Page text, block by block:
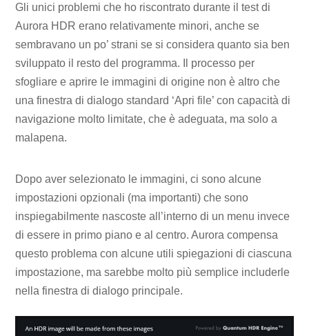
Gli unici problemi che ho riscontrato durante il test di
Aurora HDR erano relativamente minori, anche se
sembravano un po’ strani se si considera quanto sia ben
sviluppato il resto del programma. Il processo per
sfogliare e aprire le immagini di origine non è altro che
una finestra di dialogo standard ‘Apri file’ con capacità di
navigazione molto limitate, che è adeguata, ma solo a
malapena.
Dopo aver selezionato le immagini, ci sono alcune
impostazioni opzionali (ma importanti) che sono
inspiegabilmente nascoste all’interno di un menu invece
di essere in primo piano e al centro. Aurora compensa
questo problema con alcune utili spiegazioni di ciascuna
impostazione, ma sarebbe molto più semplice includerle
nella finestra di dialogo principale.